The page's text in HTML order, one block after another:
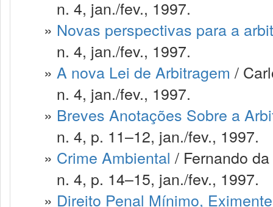
n. 4, jan./fev., 1997.
» Novas perspectivas para a
n. 4, jan./fev., 1997.
» A nova Lei de Arbitragem /
n. 4, jan./fev., 1997.
» Breves Anotações Sobre a
n. 4, p. 11–12, jan./fev., 1997.
» Crime Ambiental / Fernando
n. 4, p. 14–15, jan./fev., 1997.
» Direito Penal Mínimo,